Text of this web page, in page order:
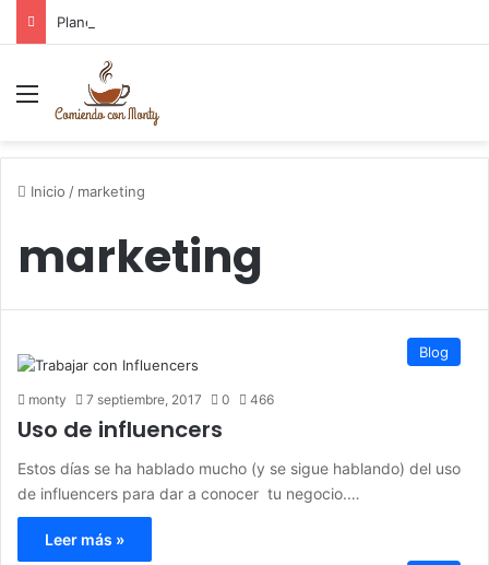
Planes para el día de la Madre Cantabria
Inicio / marketing
marketing
Blog
monty 7 septiembre, 2017 0 466
Uso de influencers
Estos días se ha hablado mucho (y se sigue hablando) del uso
de influencers para dar a conocer tu negocio.…
Leer más »